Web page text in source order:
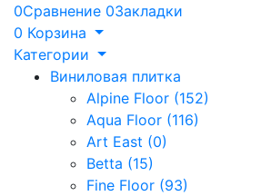
0Сравнение 0Закладки
0 Корзина
Категории
Виниловая плитка
Alpine Floor (152)
Aqua Floor (116)
Art East (0)
Betta (15)
Fine Floor (93)